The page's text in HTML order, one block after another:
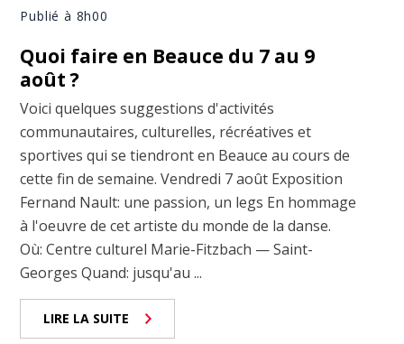
Publié à 8h00
Quoi faire en Beauce du 7 au 9
août ?
Voici quelques suggestions d'activités
communautaires, culturelles, récréatives et
sportives qui se tiendront en Beauce au cours de
cette fin de semaine. Vendredi 7 août Exposition
Fernand Nault: une passion, un legs En hommage
à l'oeuvre de cet artiste du monde de la danse.
Où: Centre culturel Marie-Fitzbach — Saint-
Georges Quand: jusqu'au ...
LIRE LA SUITE